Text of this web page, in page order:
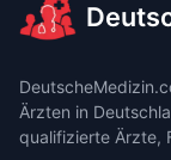
Ärzten in
qualifizierte Ärzte,